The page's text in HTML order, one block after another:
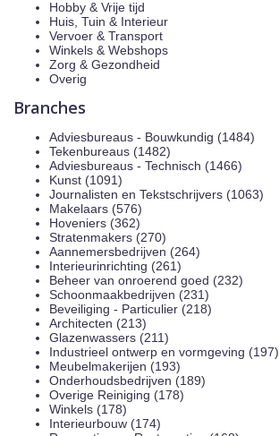
Hobby & Vrije tijd
Huis, Tuin & Interieur
Vervoer & Transport
Winkels & Webshops
Zorg & Gezondheid
Overig
Branches
Adviesbureaus - Bouwkundig (1484)
Tekenbureaus (1482)
Adviesbureaus - Technisch (1466)
Kunst (1091)
Journalisten en Tekstschrijvers (1063)
Makelaars (576)
Hoveniers (362)
Stratenmakers (270)
Aannemersbedrijven (264)
Interieurinrichting (261)
Beheer van onroerend goed (232)
Schoonmaakbedrijven (231)
Beveiliging - Particulier (218)
Architecten (213)
Glazenwassers (211)
Industrieel ontwerp en vormgeving (197)
Meubelmakerijen (193)
Onderhoudsbedrijven (189)
Overige Reiniging (178)
Winkels (178)
Interieurbouw (174)